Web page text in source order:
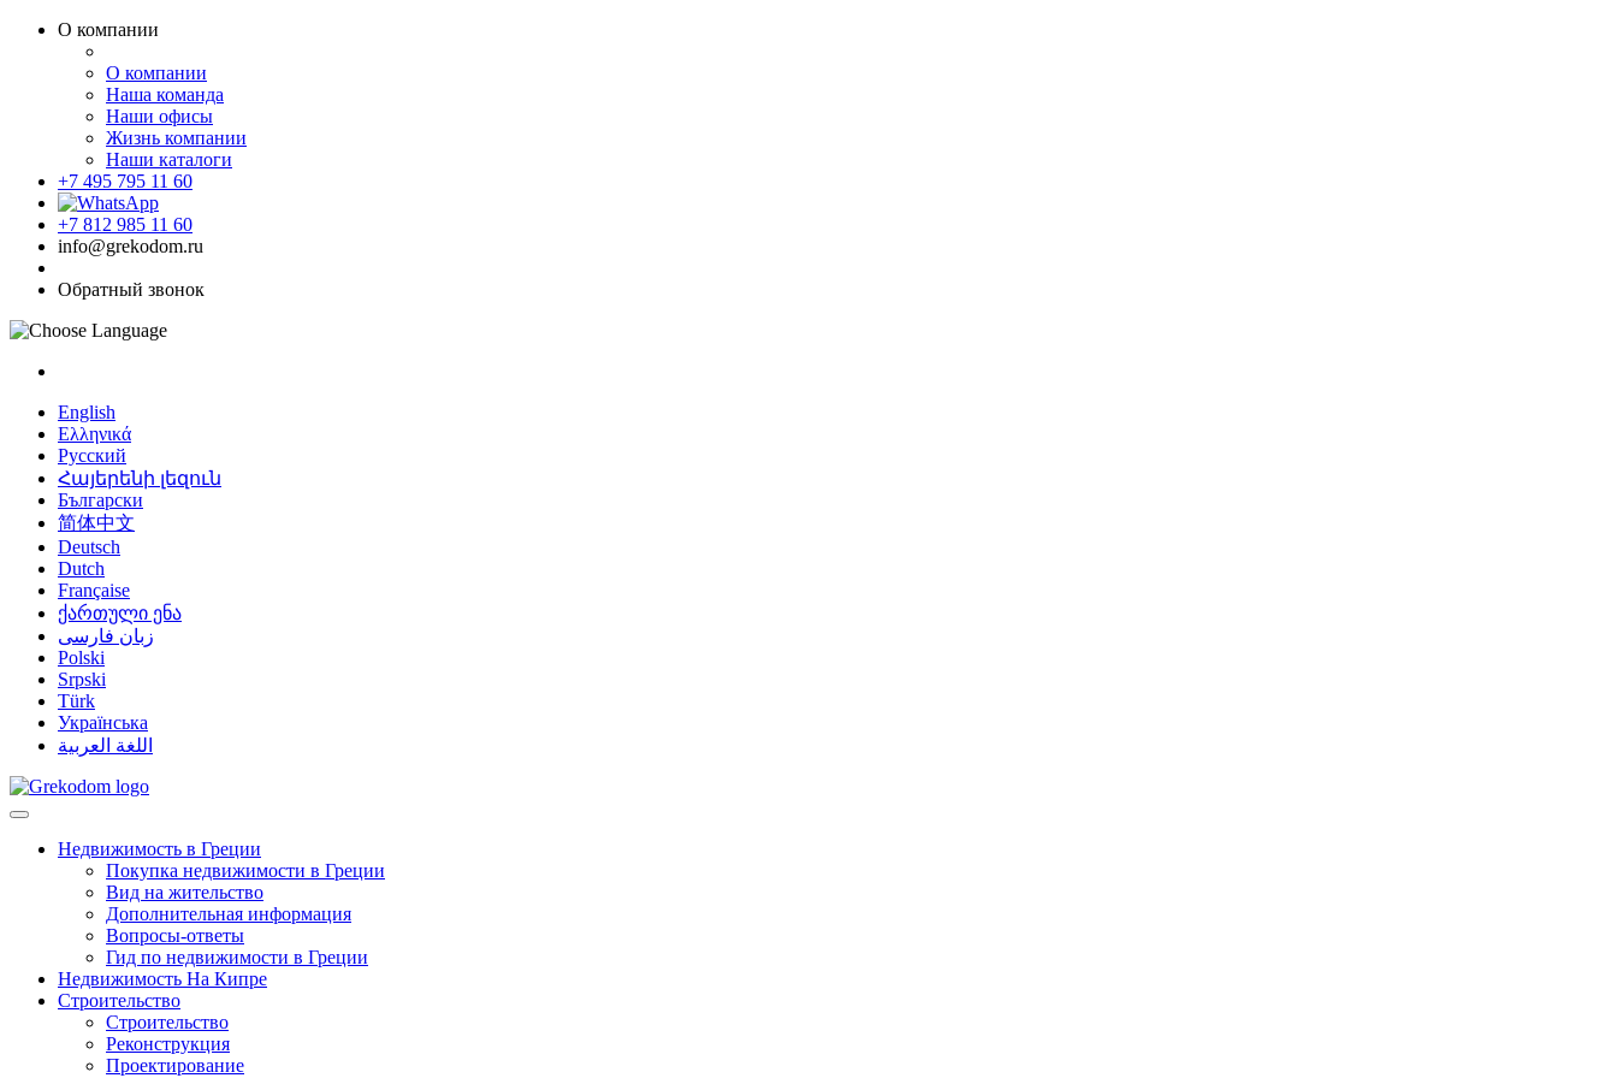
О компании
О компании
Наша команда
Наши офисы
Жизнь компании
Наши каталоги
+7 495 795 11 60
+7 812 985 11 60
info@grekodom.ru
Обратный звонок
English
Ελληνικά
Русский
Հայերենի լեզուն
Български
简体中文
Deutsch
Dutch
Française
ქართული ენა
زبان فارسی
Polski
Srpski
Türk
Українська
اللغة العربية
Недвижимость в Греции
Покупка недвижимости в Греции
Вид на жительство
Дополнительная информация
Вопросы-ответы
Гид по недвижимости в Греции
Недвижимость На Кипре
Строительство
Строительство
Реконструкция
Проектирование